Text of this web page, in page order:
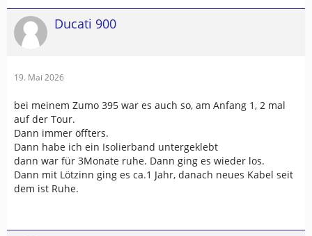
Ducati 900
19. Mai 2026
bei meinem Zumo 395 war es auch so, am Anfang 1, 2 mal
auf der Tour.
Dann immer öffters.
Dann habe ich ein Isolierband untergeklebt
dann war für 3Monate ruhe. Dann ging es wieder los.
Dann mit Lötzinn ging es ca.1 Jahr, danach neues Kabel seit
dem ist Ruhe.